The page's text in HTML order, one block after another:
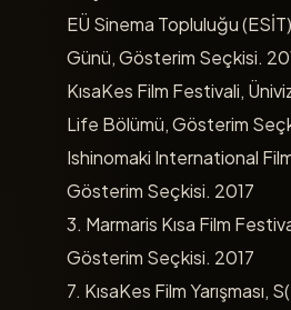
EÜ Sinema Topluluğu
Günü, Gösterim Seçkisi.
KısaKes Film Festivali,
Life Bölümü, Gösterim
Ishinomaki International
Gösterim Seçkisi. 2017
3. Marmaris Kısa Film
Gösterim Seçkisi. 2017
7. KısaKes Film Yarışması,